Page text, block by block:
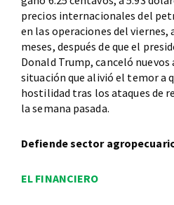
precios internacionales del
en las operaciones del viernes,
meses, después de que el
Donald Trump, canceló
situación que alivió el temor a
hostilidad tras los ataques de
la semana pasada.
Defiende sector agropecuario
EL FINANCIERO